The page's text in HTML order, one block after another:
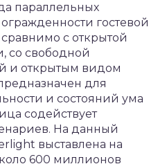
параллельных
гостевой
с открытой
со свободной
и открытым видом
для
и состояний ума
содействует
На данный
выставлена на
600 миллионов